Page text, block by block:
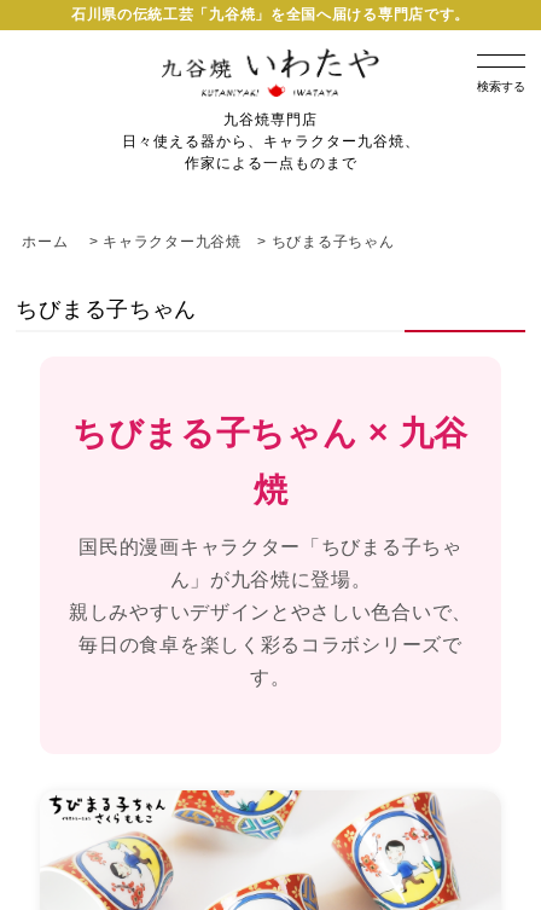
石川県の伝統工芸「九谷焼」を全国へ届ける専門店です。
検索する
九谷焼専門店
日々使える器から、キャラクター九谷焼、
作家による一点ものまで
ホーム > キャラクター九谷焼 > ちびまる子ちゃん
ちびまる子ちゃん
ちびまる子ちゃん × 九谷
焼
国民的漫画キャラクター「ちびまる子ちゃ
ん」が九谷焼に登場。
親しみやすいデザインとやさしい色合いで、
毎日の食卓を楽しく彩るコラボシリーズで
す。